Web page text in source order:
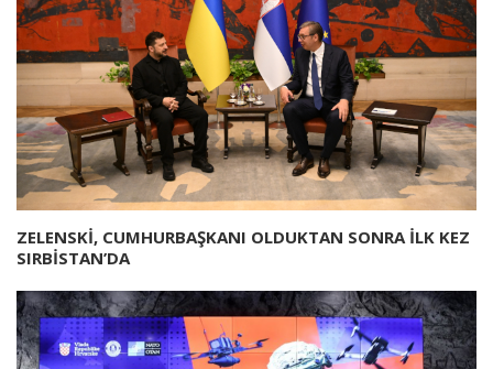
ZELENSKİ, CUMHURBAŞKANI OLDUKTAN SONRA İLK KEZ
SIRBİSTAN’DA